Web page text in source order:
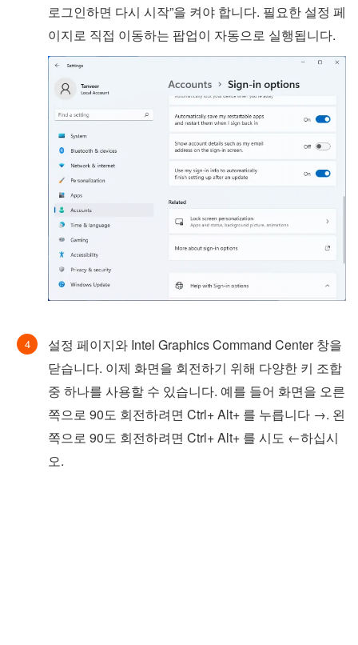
로그인하면 다시 시작”을 켜야 합니다. 필요한 설정 페
이지로 직접 이동하는 팝업이 자동으로 실행됩니다.
설정 페이지와 Intel Graphics Command Center 창을
닫습니다. 이제 화면을 회전하기 위해 다양한 키 조합
중 하나를 사용할 수 있습니다. 예를 들어 화면을 오른
쪽으로 90도 회전하려면 Ctrl+ Alt+ 를 누릅니다 →. 왼
쪽으로 90도 회전하려면 Ctrl+ Alt+ 를 시도 ←하십시
오.